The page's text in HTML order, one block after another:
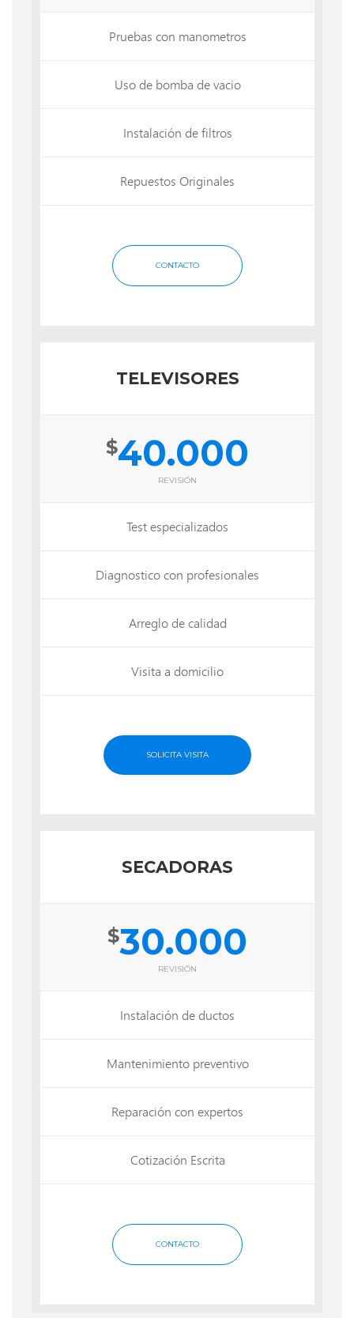
Pruebas con manometros
Uso de bomba de vacio
Instalación de filtros
Repuestos Originales
CONTACTO
TELEVISORES
$40.000
REVISIÓN
Test especializados
Diagnostico con profesionales
Arreglo de calidad
Visita a domicilio
SOLICITA VISITA
SECADORAS
$30.000
REVISIÓN
Instalación de ductos
Mantenimiento preventivo
Reparación con expertos
Cotización Escrita
CONTACTO